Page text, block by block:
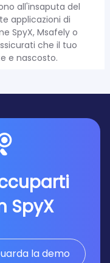
all'insaputa del
applicazioni di
SpyX, Msafely o
che il tuo
e nascosto.
SpyX
la demo